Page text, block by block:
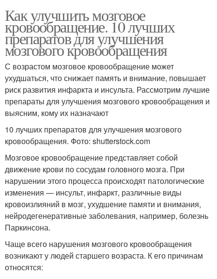
Как улучшить мозговое
кровообращение. 10 лучших
препаратов для улучшения
мозгового кровообращения
С возрастом мозговое кровообращение может
ухудшаться, что снижает память и внимание, повышает
риск развития инфаркта и инсульта. Рассмотрим лучшие
препараты для улучшения мозгового кровообращения и
выясним, кому их назначают
10 лучших препаратов для улучшения мозгового
кровообращения. Фото: shutterstock.com
Мозговое кровообращение представляет собой
движение крови по сосудам головного мозга. При
нарушении этого процесса происходят патологические
изменения — инсульт, инфаркт, различные виды
кровоизлияний в мозг, ухудшение памяти и внимания,
нейродегенеративные заболевания, например, болезнь
Паркинсона.
Чаще всего нарушения мозгового кровообращения
возникают у людей старшего возраста. К его причинам
относятся: